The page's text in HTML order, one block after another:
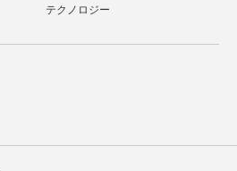
テクノロジー